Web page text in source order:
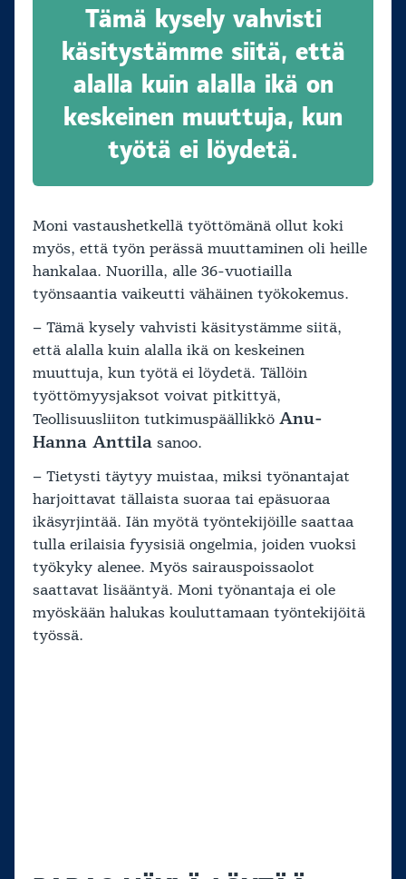
Tämä kysely vahvisti
käsitystämme siitä, että
alalla kuin alalla ikä on
keskeinen muuttuja, kun
työtä ei löydetä.
Moni vastaushetkellä työttömänä ollut koki
myös, että työn perässä muuttaminen oli heille
hankalaa. Nuorilla, alle 36-vuotiailla
työnsaantia vaikeutti vähäinen työkokemus.
– Tämä kysely vahvisti käsitystämme siitä,
että alalla kuin alalla ikä on keskeinen
muuttuja, kun työtä ei löydetä. Tällöin
työttömyysjaksot voivat pitkittyä,
Teollisuusliiton tutkimuspäällikkö Anu-
Hanna Anttila sanoo.
– Tietysti täytyy muistaa, miksi työnantajat
harjoittavat tällaista suoraa tai epäsuoraa
ikäsyrjintää. Iän myötä työntekijöille saattaa
tulla erilaisia fyysisiä ongelmia, joiden vuoksi
työkyky alenee. Myös sairauspoissaolot
saattavat lisääntyä. Moni työnantaja ei ole
myöskään halukas kouluttamaan työntekijöitä
työssä.